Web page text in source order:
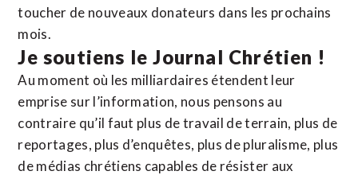
toucher de nouveaux donateurs dans les prochains
mois.
Je soutiens le Journal Chrétien !
Au moment où les milliardaires étendent leur
emprise sur l’information, nous pensons au
contraire qu’il faut plus de travail de terrain, plus de
reportages, plus d’enquêtes, plus de pluralisme, plus
de médias chrétiens capables de résister aux